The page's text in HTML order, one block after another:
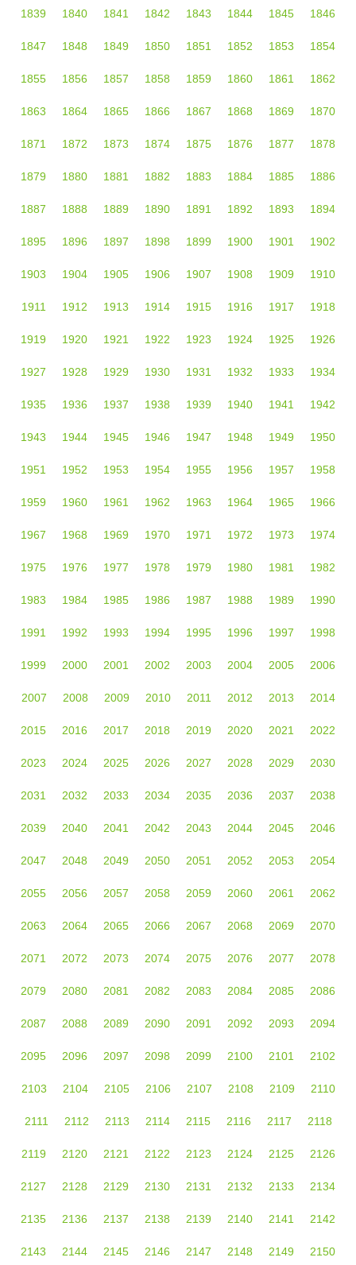
1839 1840 1841 1842 1843 1844 1845 1846
1847 1848 1849 1850 1851 1852 1853 1854
1855 1856 1857 1858 1859 1860 1861 1862
1863 1864 1865 1866 1867 1868 1869 1870
1871 1872 1873 1874 1875 1876 1877 1878
1879 1880 1881 1882 1883 1884 1885 1886
1887 1888 1889 1890 1891 1892 1893 1894
1895 1896 1897 1898 1899 1900 1901 1902
1903 1904 1905 1906 1907 1908 1909 1910
1911 1912 1913 1914 1915 1916 1917 1918
1919 1920 1921 1922 1923 1924 1925 1926
1927 1928 1929 1930 1931 1932 1933 1934
1935 1936 1937 1938 1939 1940 1941 1942
1943 1944 1945 1946 1947 1948 1949 1950
1951 1952 1953 1954 1955 1956 1957 1958
1959 1960 1961 1962 1963 1964 1965 1966
1967 1968 1969 1970 1971 1972 1973 1974
1975 1976 1977 1978 1979 1980 1981 1982
1983 1984 1985 1986 1987 1988 1989 1990
1991 1992 1993 1994 1995 1996 1997 1998
1999 2000 2001 2002 2003 2004 2005 2006
2007 2008 2009 2010 2011 2012 2013 2014
2015 2016 2017 2018 2019 2020 2021 2022
2023 2024 2025 2026 2027 2028 2029 2030
2031 2032 2033 2034 2035 2036 2037 2038
2039 2040 2041 2042 2043 2044 2045 2046
2047 2048 2049 2050 2051 2052 2053 2054
2055 2056 2057 2058 2059 2060 2061 2062
2063 2064 2065 2066 2067 2068 2069 2070
2071 2072 2073 2074 2075 2076 2077 2078
2079 2080 2081 2082 2083 2084 2085 2086
2087 2088 2089 2090 2091 2092 2093 2094
2095 2096 2097 2098 2099 2100 2101 2102
2103 2104 2105 2106 2107 2108 2109 2110
2111 2112 2113 2114 2115 2116 2117 2118
2119 2120 2121 2122 2123 2124 2125 2126
2127 2128 2129 2130 2131 2132 2133 2134
2135 2136 2137 2138 2139 2140 2141 2142
2143 2144 2145 2146 2147 2148 2149 2150